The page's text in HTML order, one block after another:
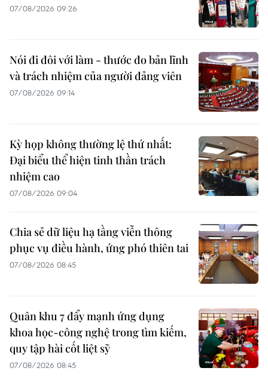
07/08/2026 09:26
Nói đi đôi với làm - thước đo bản lĩnh
và trách nhiệm của người đảng viên
07/08/2026 09:14
Kỳ họp không thường lệ thứ nhất:
Đại biểu thể hiện tinh thần trách
nhiệm cao
07/08/2026 09:04
Chia sẻ dữ liệu hạ tầng viễn thông
phục vụ điều hành, ứng phó thiên tai
07/08/2026 08:45
Quân khu 7 đẩy mạnh ứng dụng
khoa học-công nghệ trong tìm kiếm,
quy tập hài cốt liệt sỹ
07/08/2026 08:45